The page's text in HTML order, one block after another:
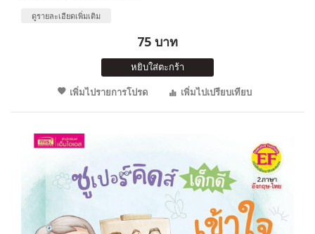
ดูรายละเอียดเพิ่มเติม
75 บาท
หยิบใส่ตะกร้า
เพิ่มไปรายการโปรด
เพิ่มไปเปรียบเทียบ